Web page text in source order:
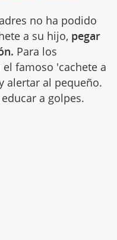
no ha podido
a su hijo, pegar
Para los
famoso 'cachete a
alertar al pequeño.
a golpes.